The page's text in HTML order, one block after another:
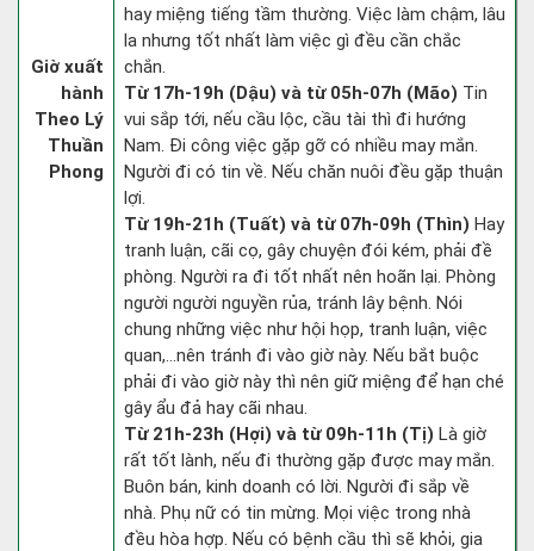
Giờ xuất
hành
Theo Lý
Thuần
Phong
hay miệng tiếng tầm thường. Việc làm chậm, lâu
la nhưng tốt nhất làm việc gì đều cần chắc
chắn.
Từ 17h-19h (Dậu) và từ 05h-07h (Mão) Tin
vui sắp tới, nếu cầu lộc, cầu tài thì đi hướng
Nam. Đi công việc gặp gỡ có nhiều may mắn.
Người đi có tin về. Nếu chăn nuôi đều gặp thuận
lợi.
Từ 19h-21h (Tuất) và từ 07h-09h (Thìn) Hay
tranh luận, cãi cọ, gây chuyện đói kém, phải đề
phòng. Người ra đi tốt nhất nên hoãn lại. Phòng
người người nguyền rủa, tránh lây bệnh. Nói
chung những việc như hội họp, tranh luận, việc
quan,…nên tránh đi vào giờ này. Nếu bắt buộc
phải đi vào giờ này thì nên giữ miệng để hạn ché
gây ẩu đả hay cãi nhau.
Từ 21h-23h (Hợi) và từ 09h-11h (Tị) Là giờ
rất tốt lành, nếu đi thường gặp được may mắn.
Buôn bán, kinh doanh có lời. Người đi sắp về
nhà. Phụ nữ có tin mừng. Mọi việc trong nhà
đều hòa hợp. Nếu có bệnh cầu thì sẽ khỏi, gia